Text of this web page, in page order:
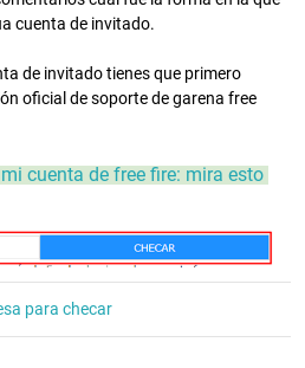
cuenta de invitado.
de invitado tienes que primero
oficial de soporte de garena free
cuenta de free fire: mira esto
para checar